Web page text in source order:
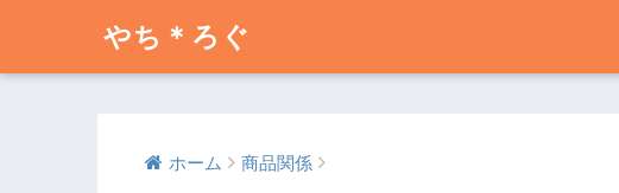
やち＊ろぐ
ホーム 商品関係